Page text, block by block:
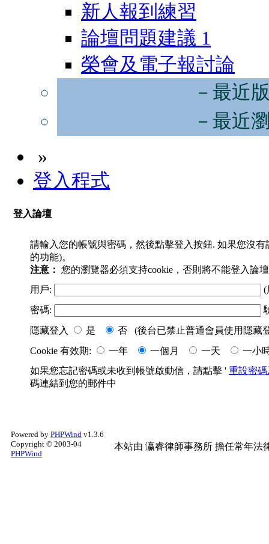
新人報到練習
論壇問題建議 1
榮會及電子報討論
－最近
－最近
»
登入程式
登入論壇
請輸入您的帳號與密碼，然後點擊登入按鈕. 如果您沒
的功能)。
注意： 您的瀏覽器必須支持cookie，否則將不能登入論
用戶:
(
密碼:
隱藏登入
是
否 (後台已禁止普通會員使用隱藏
Cookie 有效期:
一年 一個月 一天
一小
如果您忘記密碼或未收到帳號啟動信，請點擊 ' 重設密
碼連結到您的郵件中
Powered by PHPWind v1.3.6
Copyright © 2003-04
PHPWind
本站由 瀛睿律師事務所 擔任常年法